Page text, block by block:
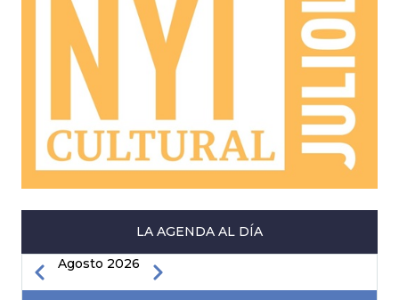
LA AGENDA AL DÍA
PAGINACIÓN
AnteriorAgosto 2026 Siguiente